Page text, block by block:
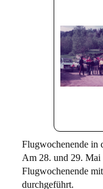
Flugwochenende in
Am 28. und 29. Mai
Flugwochenende
durchgeführt.